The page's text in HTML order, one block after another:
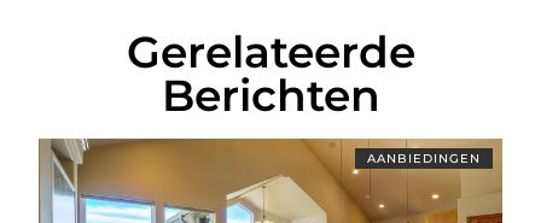
Gerelateerde
Berichten
AANBIEDINGEN